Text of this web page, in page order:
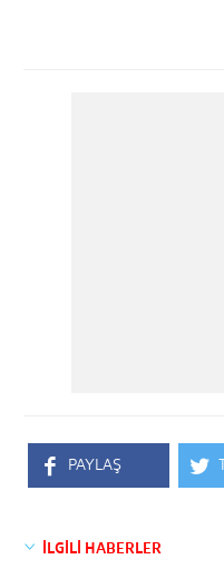
PAYLAŞ
İLGİLİ HABERLER